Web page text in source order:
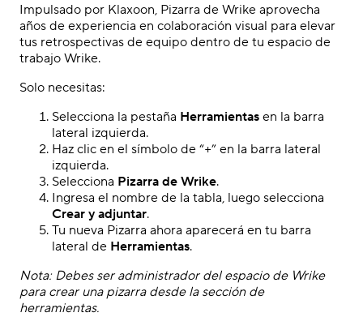
Impulsado por Klaxoon, Pizarra de Wrike aprovecha
años de experiencia en colaboración visual para elevar
tus retrospectivas de equipo dentro de tu espacio de
trabajo Wrike.
Solo necesitas:
Selecciona la pestaña Herramientas en la barra
lateral izquierda.
Haz clic en el símbolo de “+” en la barra lateral
izquierda.
Selecciona Pizarra de Wrike.
Ingresa el nombre de la tabla, luego selecciona
Crear y adjuntar.
Tu nueva Pizarra ahora aparecerá en tu barra
lateral de Herramientas.
Nota: Debes ser administrador del espacio de Wrike
para crear una pizarra desde la sección de
herramientas.